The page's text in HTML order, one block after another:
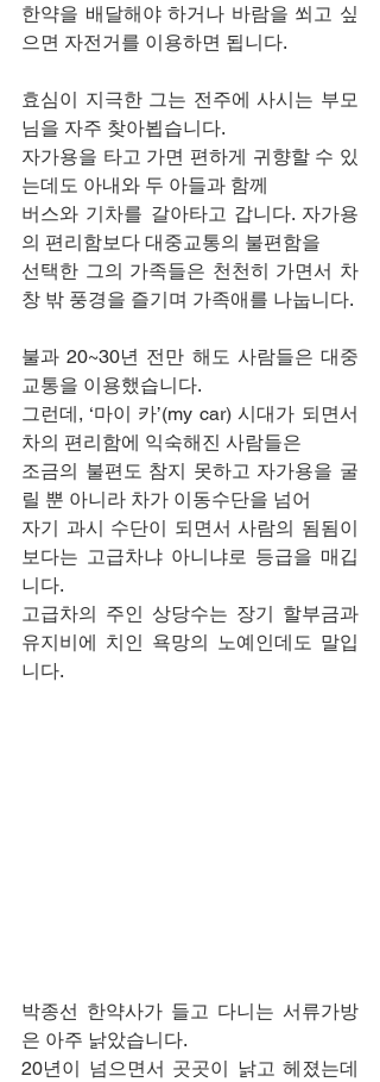
한약을 배달해야 하거나 바람을 쐬고 싶
으면 자전거를 이용하면 됩니다.
효심이 지극한 그는 전주에 사시는 부모
님을 자주 찾아뵙습니다.
자가용을 타고 가면 편하게 귀향할 수 있
는데도 아내와 두 아들과 함께
버스와 기차를 갈아타고 갑니다. 자가용
의 편리함보다 대중교통의 불편함을
선택한 그의 가족들은 천천히 가면서 차
창 밖 풍경을 즐기며 가족애를 나눕니다.
불과 20~30년 전만 해도 사람들은 대중
교통을 이용했습니다.
그런데, ‘마이 카’(my car) 시대가 되면서
차의 편리함에 익숙해진 사람들은
조금의 불편도 참지 못하고 자가용을 굴
릴 뿐 아니라 차가 이동수단을 넘어
자기 과시 수단이 되면서 사람의 됨됨이
보다는 고급차냐 아니냐로 등급을 매깁
니다.
고급차의 주인 상당수는 장기 할부금과
유지비에 치인 욕망의 노예인데도 말입
니다.
박종선 한약사가 들고 다니는 서류가방
은 아주 낡았습니다.
20년이 넘으면서 곳곳이 낡고 헤졌는데